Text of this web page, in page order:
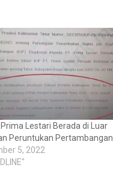
Prima Lestari Berada di Luar
Peruntukan Pertambangan
5, 2022